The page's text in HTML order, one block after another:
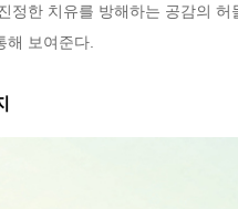
정한 치유를 방해하는 공감의
해 보여준다.